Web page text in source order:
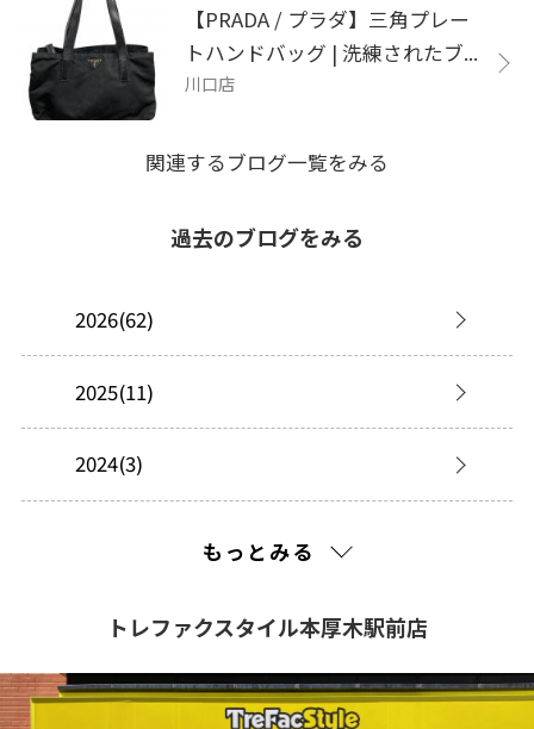
【PRADA / プラダ】三角プレー
トハンドバッグ | 洗練されたブ...
川口店
関連するブログ一覧をみる
過去のブログをみる
2026(62)
2025(11)
2024(3)
2021(260)
もっとみる
トレファクスタイル本厚木駅前店